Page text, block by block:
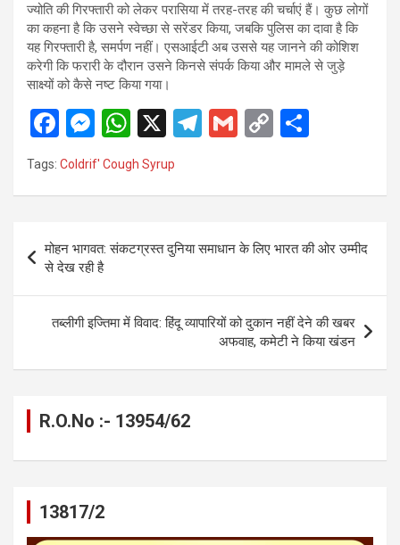
ज्योति की गिरफ्तारी को लेकर परासिया में तरह-तरह की चर्चाएं हैं। कुछ लोगों
का कहना है कि उसने स्वेच्छा से सरेंडर किया, जबकि पुलिस का दावा है कि
यह गिरफ्तारी है, समर्पण नहीं। एसआईटी अब उससे यह जानने की कोशिश
करेगी कि फरारी के दौरान उसने किनसे संपर्क किया और मामले से जुड़े
साक्ष्यों को कैसे नष्ट किया गया।
F
a
ce
o
o
k
M
es
se
g
er
W
h
at
A
p
p
X
T
a
G
C
n
Tags: Coldrif' Cough Syrup
Post
navigation
मोहन भागवत: संकटग्रस्त दुनिया समाधान के लिए भारत की ओर उम्मीद
से देख रही है
तब्लीगी इज्तिमा में विवाद: हिंदू व्यापारियों को दुकान नहीं देने की खबर
अफवाह, कमेटी ने किया खंडन
R.O.No :- 13954/62
13817/2